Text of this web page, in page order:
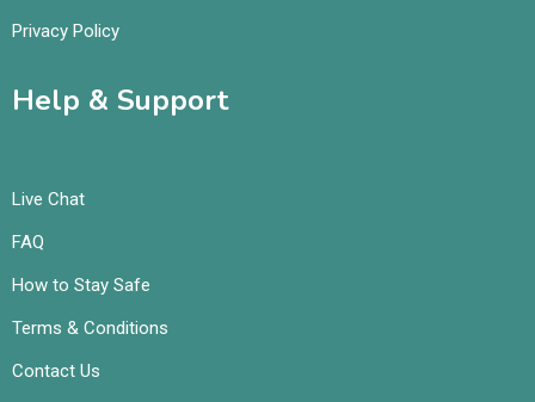
Privacy Policy
Help & Support
Live Chat
FAQ
How to Stay Safe
Terms & Conditions
Contact Us